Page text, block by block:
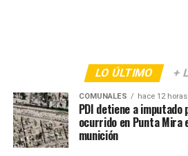
LO ÚLTIMO +
COMUNALES hace 12 horas
PDI detiene a
ocurrido en Punta Mira
munición